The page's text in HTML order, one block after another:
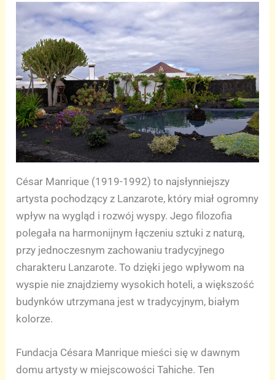
César Manrique (1919-1992) to najsłynniejszy
artysta pochodzący z Lanzarote, który miał ogromny
wpływ na wygląd i rozwój wyspy. Jego filozofia
polegała na harmonijnym łączeniu sztuki z naturą,
przy jednoczesnym zachowaniu tradycyjnego
charakteru Lanzarote. To dzięki jego wpływom na
wyspie nie znajdziemy wysokich hoteli, a większość
budynków utrzymana jest w tradycyjnym, białym
kolorze.
Fundacja Césara Manrique mieści się w dawnym
domu artysty w miejscowości Tahiche. Ten